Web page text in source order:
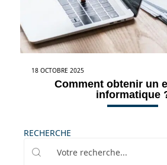
18 OCTOBRE 2025
Comment obtenir un
informatique
RECHERCHE